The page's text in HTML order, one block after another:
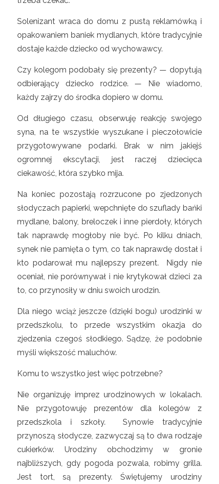
Solenizant wraca do domu z pustą reklamówką i
opakowaniem baniek mydlanych, które tradycyjnie
dostaje każde dziecko od wychowawcy.
Czy kolegom podobały się prezenty? — dopytują
odbierający dziecko rodzice. — Nie wiadomo,
każdy zajrzy do środka dopiero w domu.
Od długiego czasu, obserwuję reakcję swojego
syna, na te wszystkie wyszukane i pieczołowicie
przygotowywane podarki. Brak w nim jakiejś
ogromnej ekscytacji, jest raczej dziecięca
ciekawość, która szybko mija.
Na koniec pozostają rozrzucone po zjedzonych
słodyczach papierki, wepchnięte do szuflady bańki
mydlane, balony, breloczek i inne pierdoły, których
tak naprawdę mogłoby nie być. Po kilku dniach,
synek nie pamięta o tym, co tak naprawdę dostał i
kto podarował mu najlepszy prezent. Nigdy nie
oceniał, nie porównywał i nie krytykował dzieci za
to, co przynosiły w dniu swoich urodzin.
Dla niego wciąż jeszcze (dzięki bogu) urodzinki w
przedszkolu, to przede wszystkim okazja do
zjedzenia czegoś słodkiego. Sądzę, że podobnie
myśli większość maluchów.
Komu to wszystko jest więc potrzebne?
Nie organizuję imprez urodzinowych w lokalach.
Nie przygotowuję prezentów dla kolegów z
przedszkola i szkoły. Synowie tradycyjnie
przynoszą słodycze, zazwyczaj są to dwa rodzaje
cukierków. Urodziny obchodzimy w gronie
najbliższych, gdy pogoda pozwala, robimy grilla.
Jest tort, są prezenty. Świętujemy urodziny